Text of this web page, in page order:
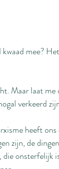
mee?
Maar laat
verkeerd
heeft
zijn, de
onsterfelijk